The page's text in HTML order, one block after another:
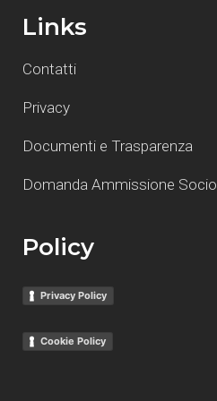
Links
Contatti
Privacy
Documenti e Trasparenza
Domanda Ammissione Socio
Policy
Privacy Policy
Cookie Policy